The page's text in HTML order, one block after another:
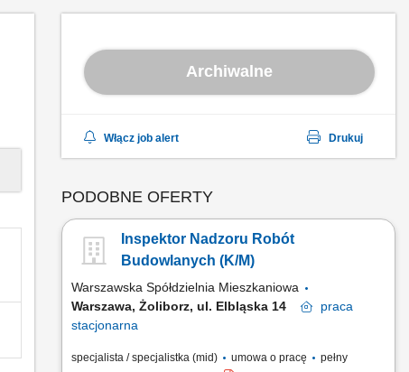
Archiwalne
Włącz job alert Drukuj
PODOBNE OFERTY
Inspektor Nadzoru Robót
Budowlanych (K/M)
Warszawska Spółdzielnia Mieszkaniowa
Warszawa, Żoliborz, ul. Elbląska 14
praca
stacjonarna
specjalista / specjalistka (mid) umowa o pracę
pełny